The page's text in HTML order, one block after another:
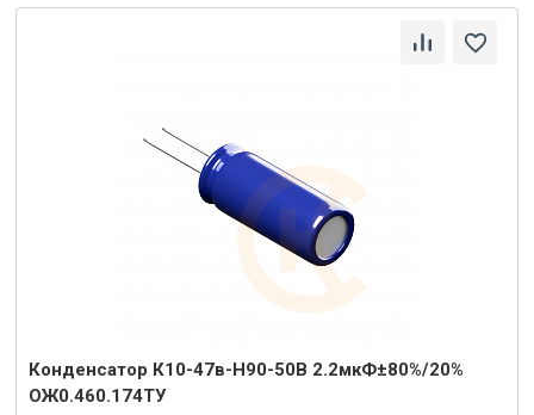
Конденсатор К10-47в-Н90-50В 2.2мкФ±80%/20%
ОЖ0.460.174ТУ